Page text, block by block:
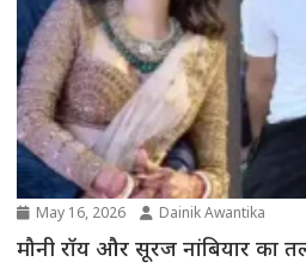
May 16, 2026 Dainik Awantika
मौनी रॉय और सूरज नांबियार का